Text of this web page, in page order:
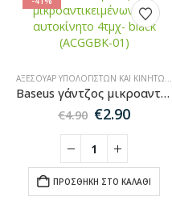
ΑΞΕΣΟΥΆΡ ΥΠΟΛΟΓΙΣΤΏΝ ΚΑΙ ΚΙΝΗΤΏΝ
Baseus γάντζος μικροαντικειμένων για αυτοκίνητο 4τμχ- black (ACGGBK-01)
€4.90 Original
was:
€4.90.
€2.90Η
€2.90.
ΠΡΟΣΘΉΚΗ ΣΤΟ ΚΑΛΆΘΙ